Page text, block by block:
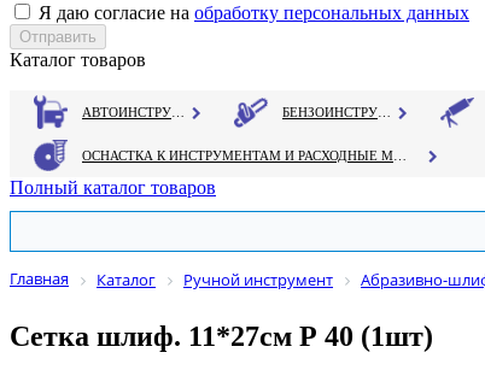
Я даю согласие на обработку персональных данных
Каталог товаров
Полный каталог товаров
Главная Каталог Ручной инструмент Абразивно-
Сетка шлиф. 11*27см Р 40 (1шт)